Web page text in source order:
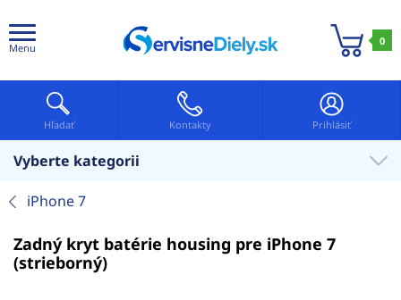
Menu
0
Hľadať Kontakty Prihlásiť
Vyberte kategorii
iPhone 7
Zadný kryt batérie housing pre iPhone 7
(strieborný)